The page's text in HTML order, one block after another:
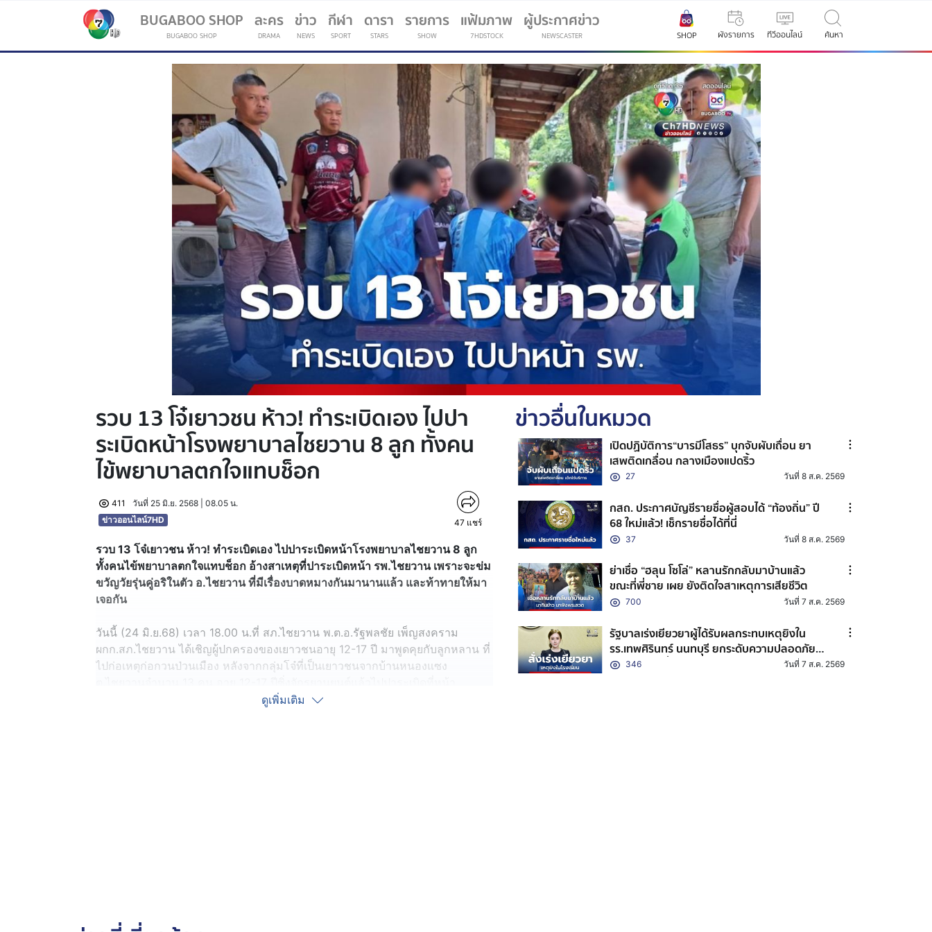
BUGABOO SHOP
BUGABOO SHOP
ละคร
DRAMA
ข่าว
NEWS
กีฬา
SPORT
(current)
ดารา
STARS
รายการ
SHOW
แฟ้มภาพ
7HDSTOCK
ผู้ประกาศข่าว
NEWSCASTER SHOP ผังรายการ ทีวีออนไลน์ ค้นหา
รวบ 13 โจ๋เยาวชน ห้าว! ทำระเบิดเอง ไปปา
ระเบิดหน้าโรงพยาบาลไชยวาน 8 ลูก ทั้งคน
ไข้พยาบาลตกใจแทบช็อก
411
วันที่ 25 มิ.ย. 2568 | 08.05 น.
ข่าวออนไลน์7HD
47 แชร์
รวบ 13 โจ๋เยาวชน ห้าว! ทำระเบิดเอง ไปปาระเบิดหน้าโรงพยาบาลไชยวาน 8 ลูก
ทั้งคนไข้พยาบาลตกใจแทบช็อก อ้างสาเหตุที่ปาระเบิดหน้า รพ.ไชยวาน เพราะจะข่ม
ขวัญวัยรุ่นคู่อริในตัว อ.ไชยวาน ที่มีเรื่องบาดหมางกันมานานแล้ว และท้าทายให้มา
เจอกัน
วันนี้ (24 มิ.ย.68) เวลา 18.00 น.ที่ สภ.ไชยวาน พ.ต.อ.รัฐพลชัย เพ็ญสงคราม
ผกก.สภ.ไชยวาน ได้เชิญผู้ปกครองของเยาวชนอายุ 12-17 ปี มาพูดคุยกับลูกหลาน ที่
ไปก่อเหตุก่อกวนป่วนเมือง หลังจากกลุ่มโจ๋ที่เป็นเยาวชนจากบ้านหนองแซง
รพ.ไชยวาน เมื่อช่วงสองทุ่มของคืนวันที่ 22 มิ.ย.68 ที่ผ่านมา สร้างความตกใจให้กับ
ดูเพิ่มเติม
ข่าวอื่นในหมวด
เปิดปฏิบัติการ“บารมีโสธร” บุกจับผับเถื่อน ยา
เสพติดเกลื่อน กลางเมืองแปดริ้ว
27 วันที่ 8 ส.ค. 2569
กสถ. ประกาศบัญชีรายชื่อผู้สอบได้ “ท้องถิ่น” ปี
68 ใหม่แล้ว! เช็กรายชื่อได้ที่นี่
37 วันที่ 8 ส.ค. 2569
ย่าเชื่อ “ฮลุน โซโล่” หลานรักกลับมาบ้านแล้ว
ขณะที่พี่ชาย เผย ยังติดใจสาเหตุการเสียชีวิต
700 วันที่ 7 ส.ค. 2569
รัฐบาลเร่งเยียวยาผู้ได้รับผลกระทบเหตุยิงใน
รร.เทพศิรินทร์ นนทบุรี ยกระดับความปลอดภัย
สถานศึกษาทั่วประเทศ
346 วันที่ 7 ส.ค. 2569